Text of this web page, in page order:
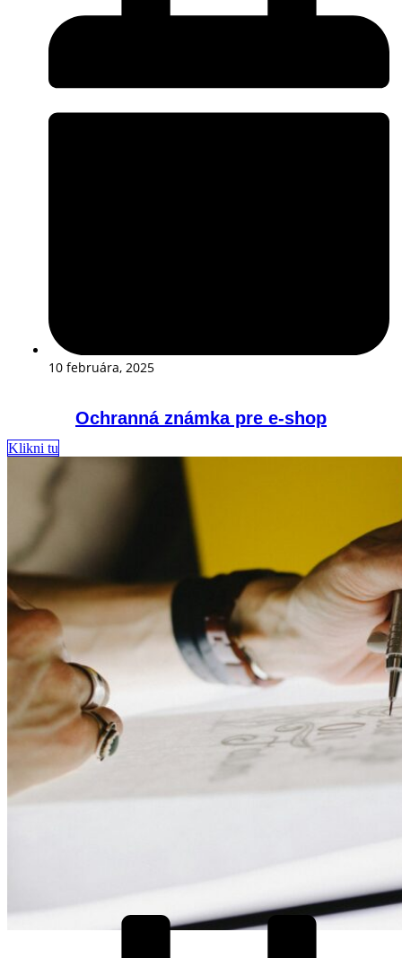
10 februára, 2025
Ochranná známka pre e-shop
Klikni tu